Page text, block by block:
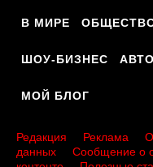
В МИРЕ
ШОУ-БИЗНЕС
МОЙ БЛОГ
Редакция Реклама
данных
Сообщение о